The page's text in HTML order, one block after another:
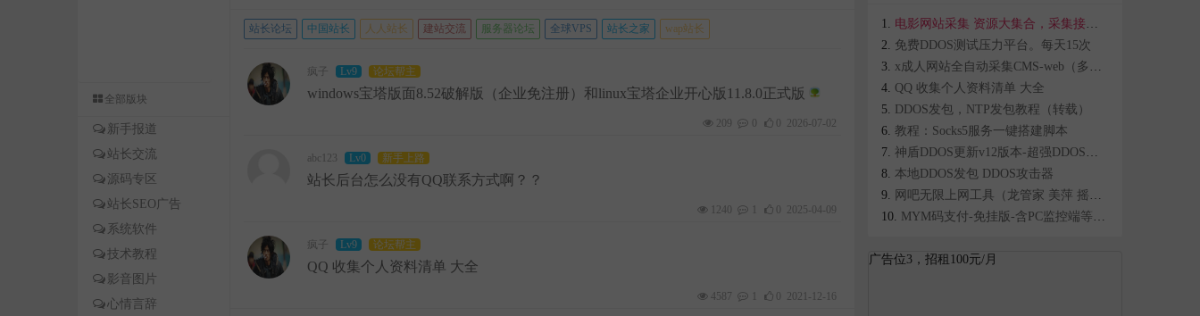
全部版块
新手报道
站长交流
源码专区
站长SEO广告
系统软件
技术教程
影音图片
心情言辞
站长论坛 中国站长 人人站长 建站交流 服务器论坛 全球VPS 站长之家 wap站长
疯子 Lv9 论坛帮主
windows宝塔版面8.52破解版（企业免注册）和linux宝塔企业开心版11.8.0正式版
209 2026-07-02
abc123 Lv0 新手上路
站长后台怎么没有QQ联系方式啊？？
1240 2025-04-09
疯子 Lv9 论坛帮主
QQ 收集个人资料清单 大全
4587 2021-12-16
电影网站采集 资源大集合，采集接口集合-不定期更新
免费DDOS测试压力平台。每天15次
x成人网站全自动采集CMS-web（多模板）
QQ 收集个人资料清单 大全
DDOS发包，NTP发包教程（转载）
教程：Socks5服务一键搭建脚本
神盾DDOS更新v12版本-超强DDOS攻击器-破解终极版
本地DDOS发包 DDOS攻击器
网吧无限上网工具（龙管家 美萍 摇钱树 万象网）均可用
MYM码支付-免挂版-含PC监控端等，三网免挂机免签支付系统
广告位3，招租100元/月